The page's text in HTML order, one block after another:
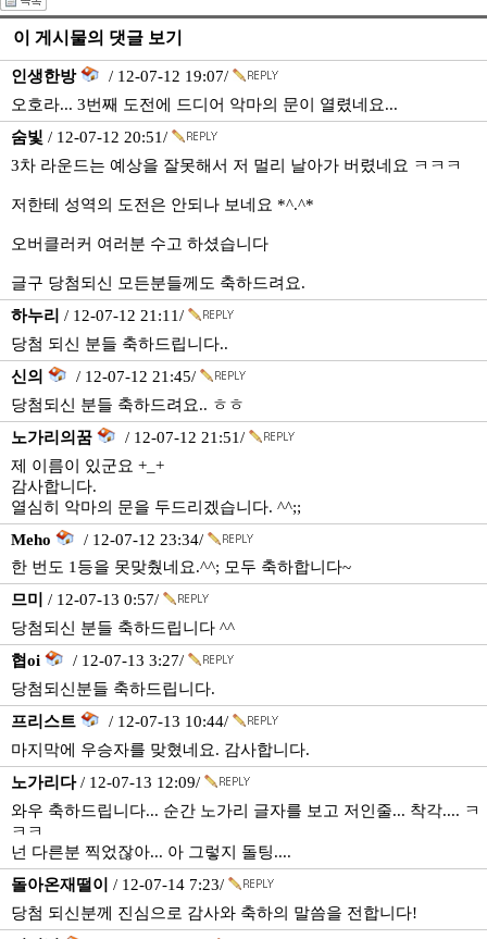
이 게시물의 댓글 보기
인생한방
/ 12-07-12 19:07/
오호라... 3번째 도전에 드디어 악마의 문이 열렸네요...
숨빛 / 12-07-12 20:51/
3차 라운드는 예상을 잘못해서 저 멀리 날아가 버렸네요 ㅋㅋㅋ
저한테 성역의 도전은 안되나 보네요 *^.^*
오버클러커 여러분 수고 하셨습니다
글구 당첨되신 모든분들께도 축하드려요.
하누리 / 12-07-12 21:11/
당첨 되신 분들 축하드립니다..
신의
/ 12-07-12 21:45/
당첨되신 분들 축하드려요.. ㅎㅎ
노가리의꿈
/ 12-07-12 21:51/
제 이름이 있군요 +_+
감사합니다.
열심히 악마의 문을 두드리겠습니다. ^^;;
Meho
/ 12-07-12 23:34/
한 번도 1등을 못맞췄네요.^^; 모두 축하합니다~
므미
/ 12-07-13 0:57/
당첨되신 분들 축하드립니다 ^^
협oi
/ 12-07-13 3:27/
당첨되신분들 축하드립니다.
프리스트
/ 12-07-13 10:44/
마지막에 우승자를 맞혔네요. 감사합니다.
노가리다/ 12-07-13 12:09/
와우 축하드립니다... 순간 노가리 글자를 보고 저인줄... 착각.... ㅋ
ㅋㅋ
넌 다른분 찍었잖아... 아 그렇지 돌팅....
돌아온재떨이
/ 12-07-14 7:23/
당첨 되신분께 진심으로 감사와 축하의 말씀을 전합니다!